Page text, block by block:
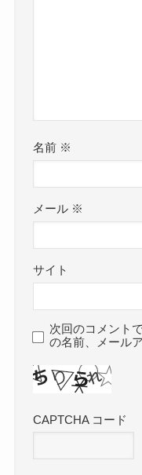
名前 ※
メール ※
サイト
次回のコメント
の名前、メール
CAPTCHA コード